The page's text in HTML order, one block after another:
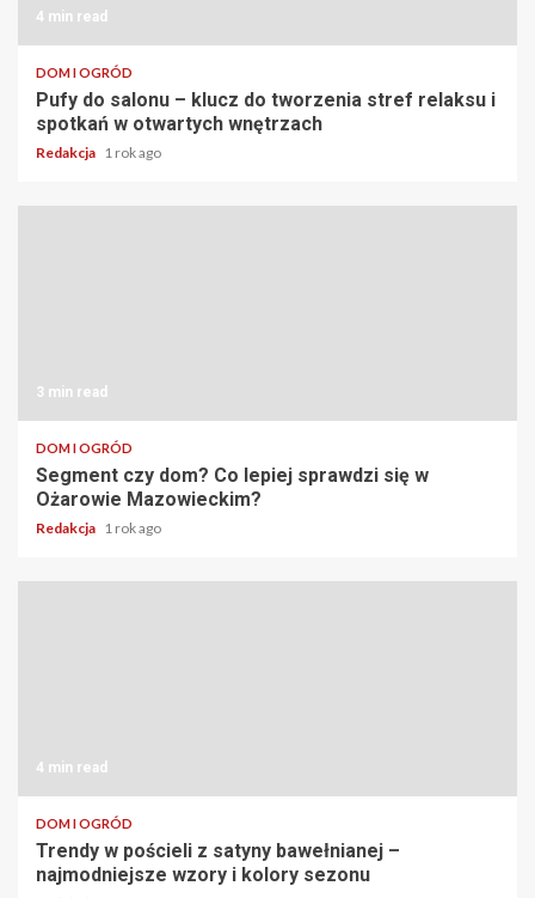
4 min read
DOM I OGRÓD
Pufy do salonu – klucz do tworzenia stref relaksu i
spotkań w otwartych wnętrzach
Redakcja 1 rok ago
3 min read
DOM I OGRÓD
Segment czy dom? Co lepiej sprawdzi się w
Ożarowie Mazowieckim?
Redakcja 1 rok ago
4 min read
DOM I OGRÓD
Trendy w pościeli z satyny bawełnianej –
najmodniejsze wzory i kolory sezonu